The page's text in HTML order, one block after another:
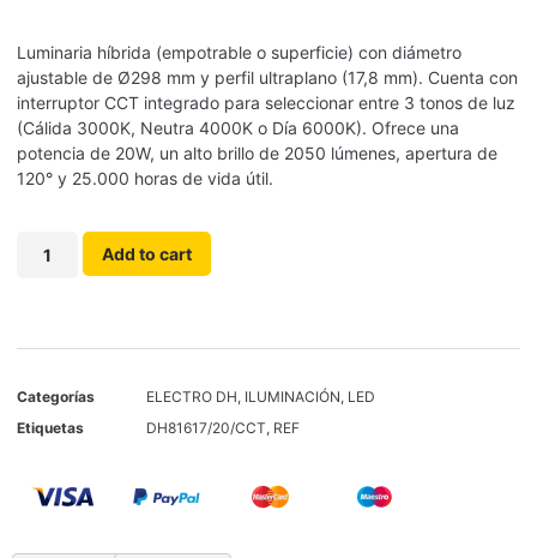
Luminaria híbrida (empotrable o superficie) con diámetro
ajustable de Ø298 mm y perfil ultraplano (17,8 mm). Cuenta con
interruptor CCT integrado para seleccionar entre 3 tonos de luz
(Cálida 3000K, Neutra 4000K o Día 6000K). Ofrece una
potencia de 20W, un alto brillo de 2050 lúmenes, apertura de
120° y 25.000 horas de vida útil.
Add to cart
Categorías ELECTRO DH, ILUMINACIÓN, LED
Etiquetas
DH81617/20/CCT, REF